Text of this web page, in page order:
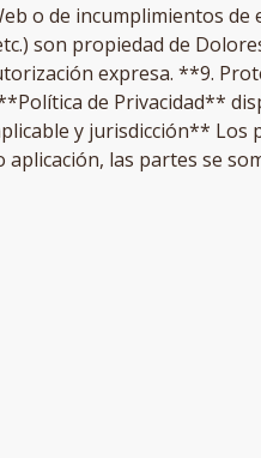
o de incumplimientos
son propiedad de
expresa. **9.
de Privacidad**
y jurisdicción** Los
las partes se